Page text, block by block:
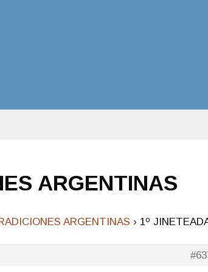
ARGENTINAS
ARGENTINAS › 1º